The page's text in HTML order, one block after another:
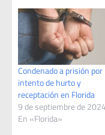
Primera de Florida. El
es resultado de un trabajo
de investigación llevado
adelante por personal
policial…
Condenado a prisión por
intento de hurto y
receptación en Florida
9 de septiembre de 2024
En «Florida»